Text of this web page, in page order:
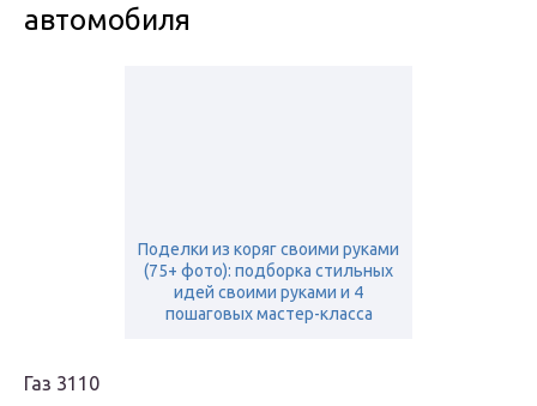
автомобиля
Поделки из коряг своими руками
(75+ фото): подборка стильных
идей своими руками и 4
пошаговых мастер-класса
Газ 3110